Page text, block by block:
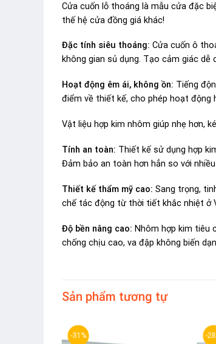
Cửa cuốn lỗ thoáng là mẫu cửa đặc
thế hệ cửa đồng giá khác!
Đặc tính siêu thoáng: Cửa cuốn ô
không gian sủ dụng. Tạo cảm giác
Hoạt động êm ái, không ồn: Tiếng
điểm về thiết kế, cho phép hoạt động
Vật liệu hợp kim nhôm giúp nhẹ hơn,
Tính an toàn: Thiết kế sử dụng hợp
Đảm bảo an toàn hơn hẳn so với
Thiết kế thẩm mỹ cao: Sang trọng,
chế tác động từ thời tiết khắc nhiệt ở
Độ bền nâng cao: Nhôm hợp kim tiêu
chống chịu cao, va đập không biến
Sản phẩm tương tự
-31% -